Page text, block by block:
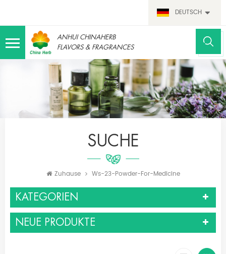
DEUTSCH
ANHUI CHINAHERB
FLAVORS & FRAGRANCES
SUCHE
Zuhause Ws-23-Powder-For-Medicine
KATEGORIEN
NEUE PRODUKTE